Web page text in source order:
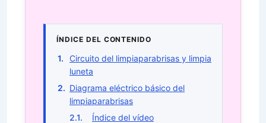
ÍNDICE DEL CONTENIDO
Circuito del limpiaparabrisas y limpia
luneta
Diagrama eléctrico básico del
limpiaparabrisas
Índice del vídeo